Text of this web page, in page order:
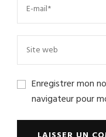
Enregistrer mon
navigateur pour